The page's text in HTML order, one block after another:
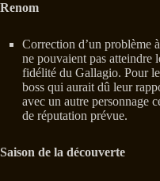
Renom
Correction d’un problème
ne pouvaient pas atteindre
fidélité du Gallagio. Pour
boss qui aurait dû leur
avec un autre personnage
de réputation prévue.
Saison de la découverte